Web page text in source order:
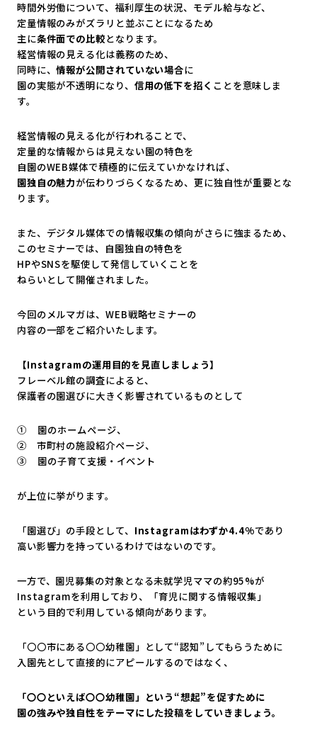
時間外労働について、福利厚生の状況、モデル給与など、
定量情報のみがズラリと並ぶことになるため
主に条件面での比較となります。
経営情報の見える化は義務のため、
同時に、情報が公開されていない場合に
園の実態が不透明になり、 信用の低下を招く ことを意味しま
す。
経営情報の見える化が行われることで、
定量的な情報からは見えない園の特色を
自園のWEB媒体で積極的に伝えていかなければ、
園独自の魅力が伝わりづらくなるため、更に独自性が重要とな
ります。
また、デジタル媒体での情報収集の傾向がさらに強まるため、
このセミナーでは、自園独自の特色を
HPやSNSを駆使して発信していくことを
ねらいとして開催されました。
今回のメルマガは、WEB戦略セミナーの
内容の一部をご紹介いたします。
【Instagramの運用目的を見直しましょう】
フレーベル館の調査によると、
保護者の園選びに大きく影響されているものとして
① 園のホームページ、
② 市町村の施設紹介ページ、
③ 園の子育て支援・イベント
が上位に挙がります。
「園選び」の手段として、 Instagramはわずか4.4%であり
高い影響力を持っているわけではないのです。
一方で、園児募集の対象となる未就学児ママの約95%が
Instagramを利用しており、「育児に関する情報収集」
という目的で利用している傾向があります。
「〇〇市にある〇〇幼稚園」として“認知”してもらうために
入園先として直接的にアピールするのではなく、
「〇〇といえば〇〇幼稚園」という“想起”を促すために
園の強みや独自性をテーマにした投稿をしていきましょう。